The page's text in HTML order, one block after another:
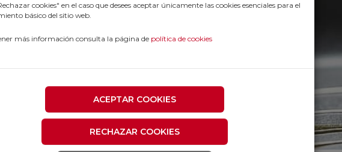
cookies" en el caso que desees aceptar únicamente las cookies esenciales para el
básico del sitio web.
más información consulta la página de política de cookies
ACEPTAR COOKIES
RECHAZAR COOKIES